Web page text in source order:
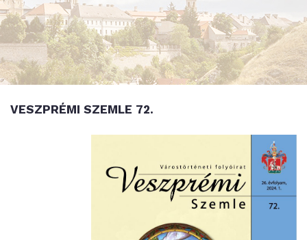
VESZPRÉMI SZEMLE 72.